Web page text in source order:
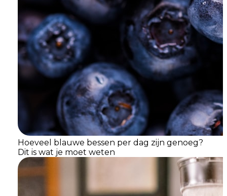
Hoeveel blauwe bessen per dag zijn genoeg?
Dit is wat je moet weten